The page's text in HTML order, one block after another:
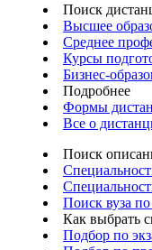
Поиск
Высшее
Среднее
Курсы
Бизнес-
Подробнее
Формы
Все о
Поиск
Поиск вуза
Как выбрать
Подбор по